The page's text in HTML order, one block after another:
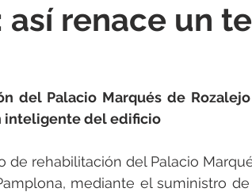
elektrotools-P121000 elektrotools-P118000
elektrotools-P033000 elektrotools-
así renace un
del Palacio Marqués de
inteligente del edificio
de rehabilitación del Palacio
mediante el suministro